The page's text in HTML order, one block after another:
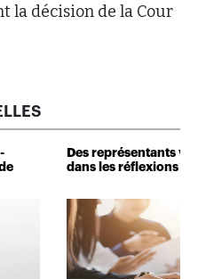
la décision de la Cour
Des représentants
dans les réflexions de